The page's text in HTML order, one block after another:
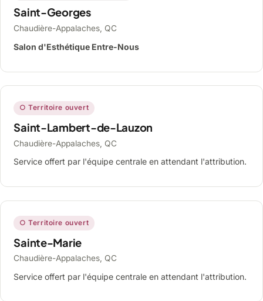
Saint-Georges
Chaudière-Appalaches, QC
Salon d'Esthétique Entre-Nous
○ Territoire ouvert
Saint-Lambert-de-Lauzon
Chaudière-Appalaches, QC
Service offert par l'équipe centrale en attendant l'attribution.
○ Territoire ouvert
Sainte-Marie
Chaudière-Appalaches, QC
Service offert par l'équipe centrale en attendant l'attribution.